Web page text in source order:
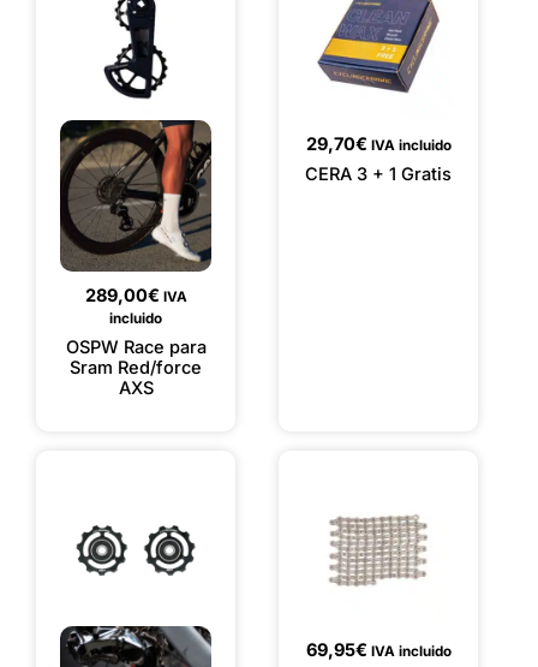
289,00€ IVA
incluido
OSPW Race para
Sram Red/force
AXS
29,70€ IVA incluido
CERA 3 + 1 Gratis
69,95€ IVA incluido